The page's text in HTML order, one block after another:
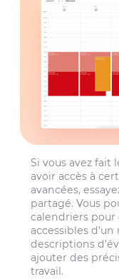
Si vous avez fait
avoir accès à
avancées,
partagé. Vous
calendriers
accessibles
descriptions
ajouter des
travail.